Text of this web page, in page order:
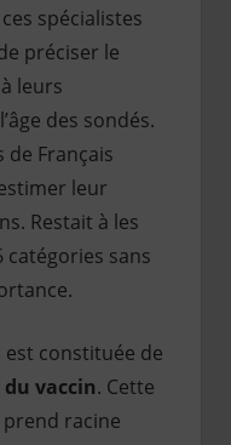
spécialistes
préciser le
leurs
des sondés.
de Français
leur
Restait à les
catégories sans
est constituée de
vaccin. Cette
racine